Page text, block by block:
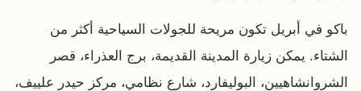
باكو في أبريل تكون مريحة للجولات السياحية أكثر من
الشتاء. يمكن زيارة المدينة القديمة، برج العذراء، قصر
الشروانشاهيين، البوليفارد، شارع نظامي، مركز حيدر علييف،